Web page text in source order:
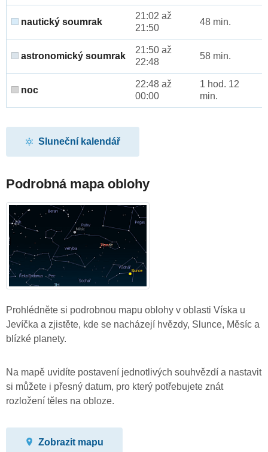
nautický soumrak
21:02 až
21:50
48 min.
astronomický soumrak
21:50 až
22:48
58 min.
noc
22:48 až
00:00
1 hod. 12
min.
Sluneční kalendář
Podrobná mapa oblohy
Prohlédněte si podrobnou mapu oblohy v oblasti Víska u
Jevíčka a zjistěte, kde se nacházejí hvězdy, Slunce, Měsíc a
blízké planety.
Na mapě uvidíte postavení jednotlivých souhvězdí a nastavit
si můžete i přesný datum, pro který potřebujete znát
rozložení těles na obloze.
Zobrazit mapu